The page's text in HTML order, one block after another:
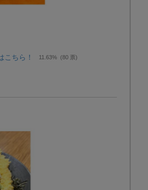
こちら！ 11.63% (80 票)